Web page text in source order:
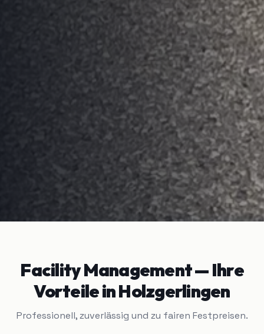
Facility Management— Ihre
Vorteile inHolzgerlingen
Professionell, zuverlässig und zu fairen Festpreisen.